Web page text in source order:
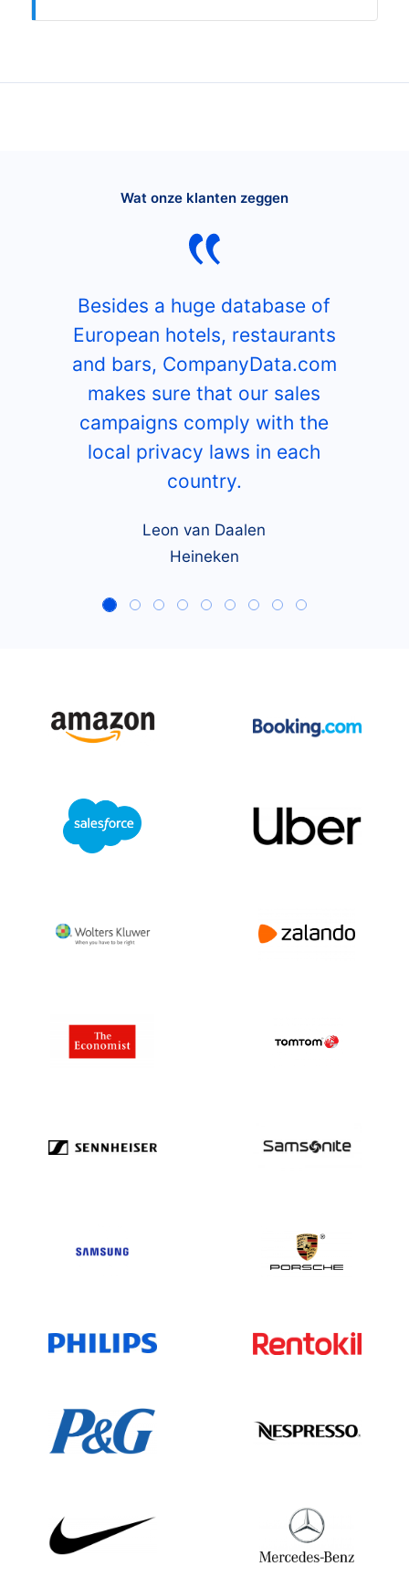
Wat onze klanten zeggen
Besides a huge database of
European hotels, restaurants
and bars, CompanyData.com
makes sure that our sales
campaigns comply with the
local privacy laws in each
country.
Leon van Daalen
Heineken